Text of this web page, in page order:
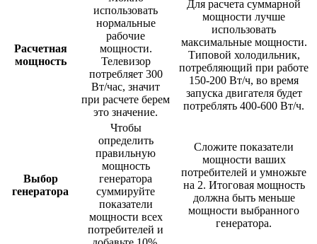
Расчетная
мощность
использовать
нормальные
рабочие
мощности.
Телевизор
потребляет 300
Вт/час, значит
при расчете берем
это значение.
Для расчета суммарной
мощности лучше
использовать
максимальные мощности.
Типовой холодильник,
потребляющий при работе
150-200 Вт/ч, во время
запуска двигателя будет
потреблять 400-600 Вт/ч.
Выбор
генератора
Чтобы
определить
правильную
мощность
генератора
суммируйте
показатели
мощности всех
потребителей и
Сложите показатели
мощности ваших
потребителей и умножьте
на 2. Итоговая мощность
должна быть меньше
мощности выбранного
генератора.